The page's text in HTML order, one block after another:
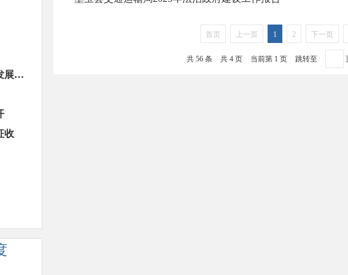
国民经济和社会发展统计信息
收
首页 上一页 1 2 下一页
共 56 条 共 4 页 当前第 1 页 跳转至